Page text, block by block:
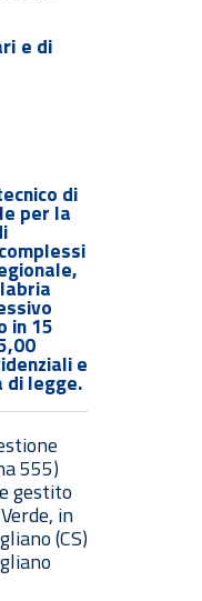
e di
di
per la
in 15
e
di legge.
555)
gestito
in
(CS)